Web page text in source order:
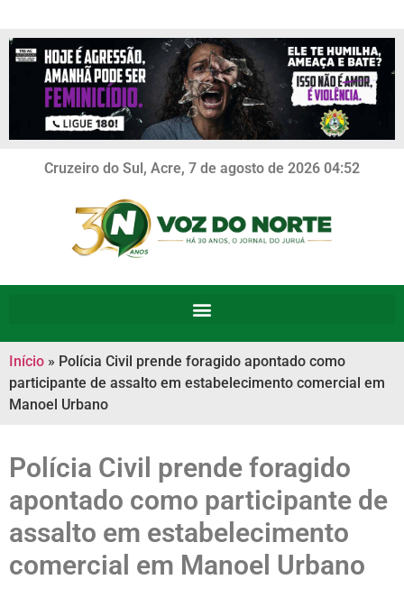
Cruzeiro do Sul, Acre, 7 de agosto de 2026 04:52
Início » Polícia Civil prende foragido apontado como
participante de assalto em estabelecimento comercial em
Manoel Urbano
Polícia Civil prende foragido
apontado como participante de
assalto em estabelecimento
comercial em Manoel Urbano